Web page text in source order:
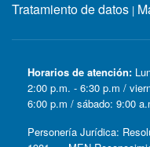
Tratamiento de datos |
Horarios de atención:
2:00 p.m. - 6:30 p.m /
6:00 p.m / sábado: 9:00
Personería Jurídica: